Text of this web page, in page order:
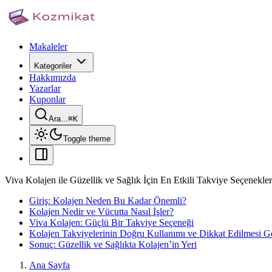
Makaleler
Kategoriler
Hakkımızda
Yazarlar
Kuponlar
Ara...⌘K
Toggle theme
Viva Kolajen ile Güzellik ve Sağlık İçin En Etkili Takviye
Giriş: Kolajen Neden Bu Kadar Önemli?
Kolajen Nedir ve Vücutta Nasıl İşler?
Viva Kolajen: Güçlü Bir Takviye Seçeneği
Kolajen Takviyelerinin Doğru Kullanımı ve Dikkat Edilmesi
Sonuç: Güzellik ve Sağlıkta Kolajen’in Yeri
Ana Sayfa